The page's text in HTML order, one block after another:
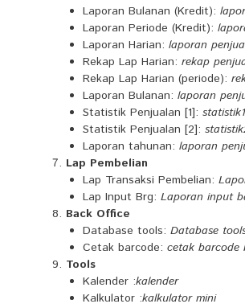
Laporan Bulanan (Kredit):
Laporan Periode (Kredit):
Laporan Harian: laporan
Rekap Lap Harian: rekap
Rekap Lap Harian (periode):
Laporan Bulanan: laporan
Statistik Penjualan [1]:
Statistik Penjualan [2]:
Laporan tahunan: laporan
Lap Pembelian
Lap Transaksi Pembelian:
Lap Input Brg: Laporan input
Back Office
Database tools: Database
Cetak barcode: cetak barcode
Tools
Kalender :kalender
Kalkulator :kalkulator mini